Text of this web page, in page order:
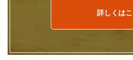
詳しくは